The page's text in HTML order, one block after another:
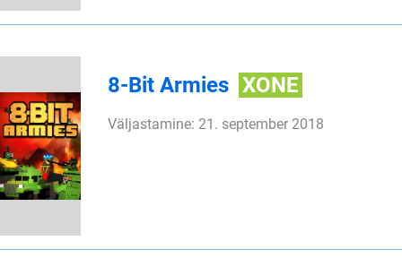
8-Bit Armies XONE
Väljastamine: 21. september 2018